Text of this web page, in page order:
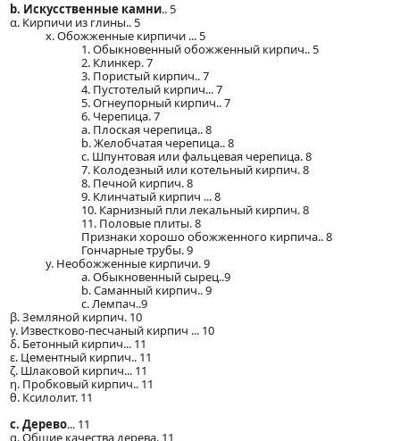
b. Искусственные камни.. 5
α. Кирпичи из глины.. 5
х. Обожженные кирпичи ... 5
1. Обыкновенный обожженный кирпич.. 5
2. Клинкер. 7
3. Пористый кирпич.. 7
4. Пустотелый кирпич... 7
5. Огнеупорный кирпич.. 7
6. Черепица. 7
a. Плоская черепица.. 8
b. Желобчатая черепица.. 8
c. Шпунтовая или фальцевая черепица. 8
7. Колодезный или котельный кирпич. 8
8. Печной кирпич. 8
9. Клинчатый кирпич ... 8
10. Карнизный пли лекальный кирпич. 8
11. Половые плиты. 8
Признаки хорошо обожженного кирпича.. 8
Гончарные трубы. 9
y. Необожженные кирпичи. 9
a. Обыкновенный сырец..9
b. Саманный кирпич.. 9
c. Лемпач..9
β. Земляной кирпич. 10
γ. Известково-песчаный кирпич ... 10
δ. Бетонный кирпич... 11
ε. Цементный кирпич.. 11
ζ. Шлаковой кирпич... 11
η. Пробковый кирпич.. 11
θ. Ксилолит. 11
c. Дерево... 11